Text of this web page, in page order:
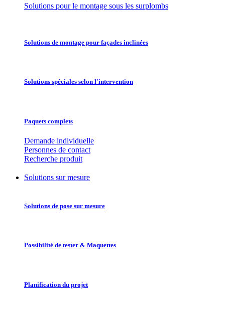
Solutions pour le montage sous les surplombs
Solutions de montage pour façades inclinées
Solutions spéciales selon l'intervention
Paquets complets
Demande individuelle
Personnes de contact
Recherche produit
Solutions sur mesure
Solutions de pose sur mesure
Possibilité de tester & Maquettes
Planification du projet